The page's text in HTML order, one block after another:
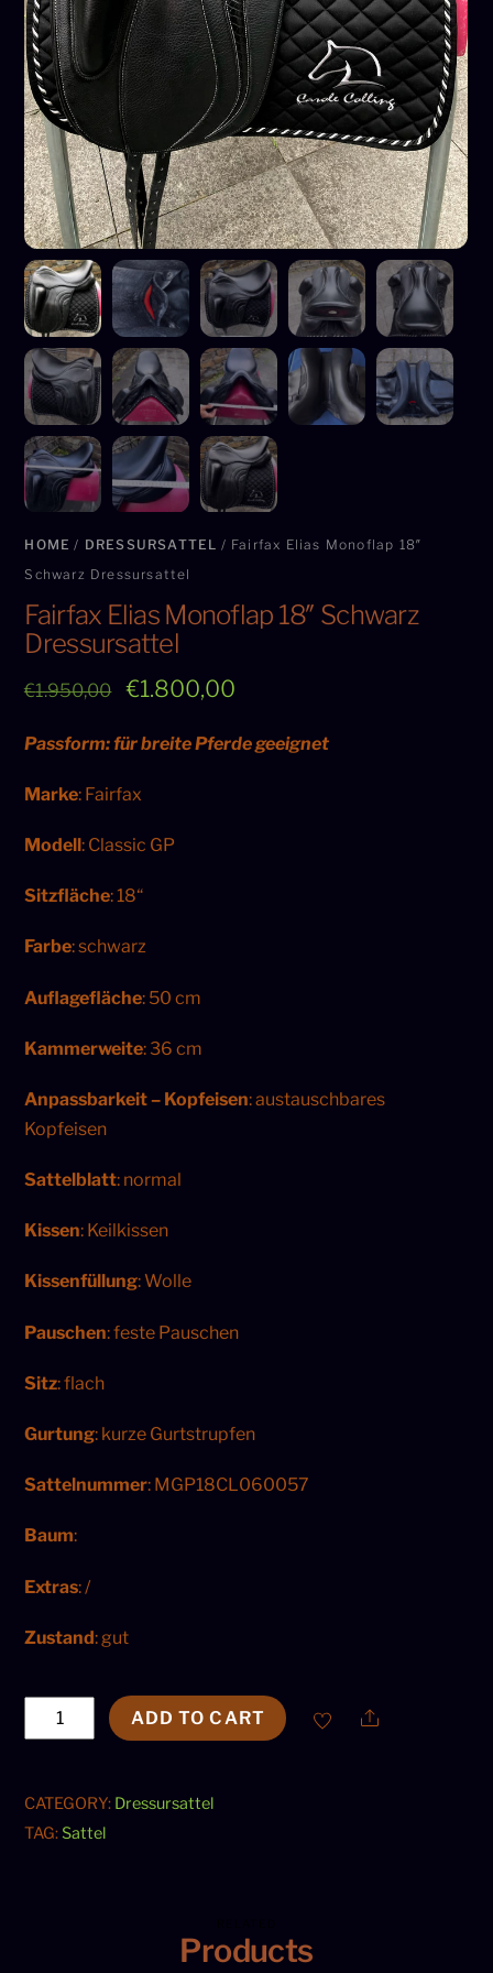
HOME / DRESSURSATTEL / Fairfax Elias Monoflap 18″
Schwarz Dressursattel
Fairfax Elias Monoflap 18″ Schwarz
Dressursattel
€1.950,00
Original
was:
€1.800,00Current
is:
Passform: für breite Pferde geeignet
Marke: Fairfax
Modell: Classic GP
Sitzfläche: 18“
Farbe: schwarz
Auflagefläche: 50 cm
Kammerweite: 36 cm
Anpassbarkeit – Kopfeisen: austauschbares
Kopfeisen
Sattelblatt: normal
Kissen: Keilkissen
Kissenfüllung: Wolle
Pauschen: feste Pauschen
Sitz: flach
Gurtung: kurze Gurtstrupfen
Sattelnummer: MGP18CL060057
Baum:
Extras: /
Zustand: gut
Fairfax
Elias
18"
Schwarz
ADD TO CART Share
CATEGORY: Dressursattel
TAG: Sattel
Products